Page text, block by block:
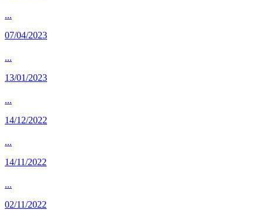
...
07/04/2023
...
13/01/2023
...
14/12/2022
...
14/11/2022
...
02/11/2022